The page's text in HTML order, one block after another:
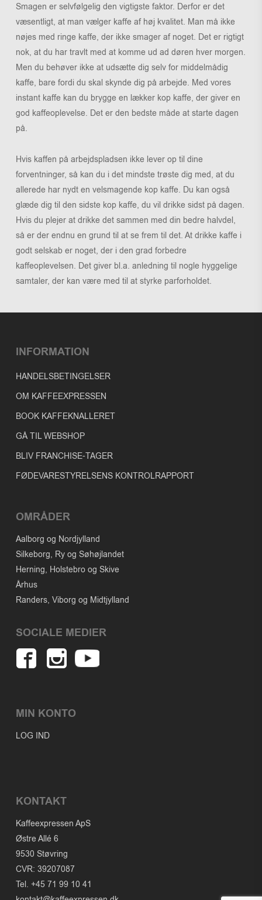
Smagen er selvfølgelig den vigtigste faktor. Derfor er det
væsentligt, at man vælger kaffe af høj kvalitet. Man må ikke
nøjes med ringe kaffe, der ikke smager af noget. Det er rigtigt
nok, at du har travlt med at komme ud ad døren hver morgen.
Men du behøver ikke at udsætte dig selv for middelmådig
kaffe, bare fordi du skal skynde dig på arbejde. Med vores
instant kaffe kan du brygge en lækker kop kaffe, der giver en
god kaffeoplevelse. Det er den bedste måde at starte dagen
på.
Hvis kaffen på arbejdspladsen ikke lever op til dine
forventninger, så kan du i det mindste trøste dig med, at du
allerede har nydt en velsmagende kop kaffe. Du kan også
glæde dig til den sidste kop kaffe, du vil drikke sidst på dagen.
Hvis du plejer at drikke det sammen med din bedre halvdel,
så er der endnu en grund til at se frem til det. At drikke kaffe i
godt selskab er noget, der i den grad forbedre
kaffeoplevelsen. Det giver bl.a. anledning til nogle hyggelige
samtaler, der kan være med til at styrke parforholdet.
INFORMATION
HANDELSBETINGELSER
OM KAFFEEXPRESSEN
BOOK KAFFEKNALLERET
GÅ TIL WEBSHOP
BLIV FRANCHISE-TAGER
FØDEVARESTYRELSENS KONTROLRAPPORT
OMRÅDER
Aalborg og Nordjylland
Silkeborg, Ry og Søhøjlandet
Herning, Holstebro og Skive
Århus
Randers, Viborg og Midtjylland
SOCIALE MEDIER
MIN KONTO
LOG IND
KONTAKT
Kaffeexpressen ApS
Østre Allé 6
9530 Støvring
CVR: 39207087
Tel. +45 71 99 10 41